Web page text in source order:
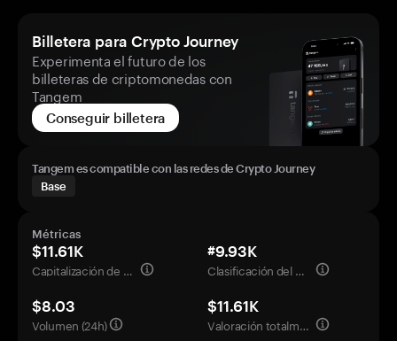
Billetera para Crypto Journey
Experimenta el futuro de los
billeteras de criptomonedas con
Tangem
Conseguir billetera
Tangem es compatible con las redes de Crypto Journey
Base
Métricas
$11.61K
Capitalización de mercado
#9.93K
Clasificación del mercado
$8.03
Volumen (24h)
$11.61K
Valoración totalmente diluida